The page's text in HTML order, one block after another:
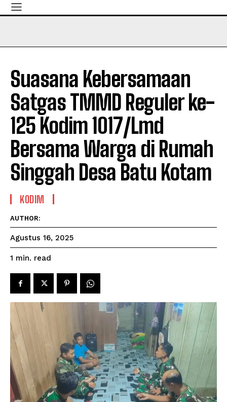
Suasana Kebersamaan
Satgas TMMD Reguler ke-
125 Kodim 1017/Lmd
Bersama Warga di Rumah
Singgah Desa Batu Kotam
KODIM
AUTHOR:
Agustus 16, 2025
1 min. read